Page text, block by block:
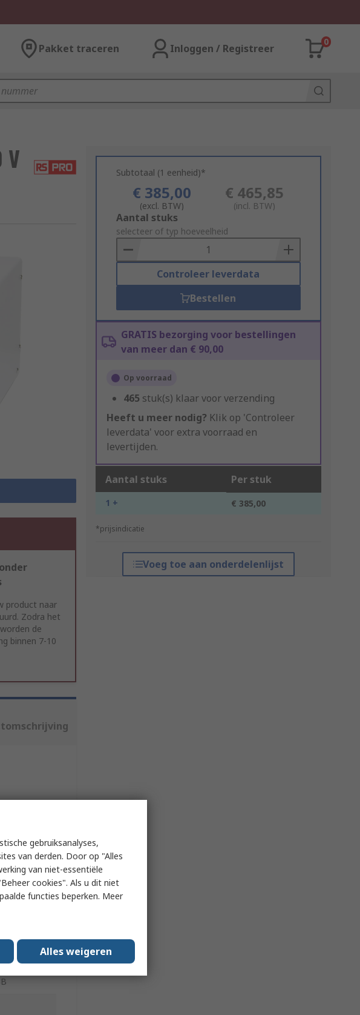
Pakket traceren Inloggen / Registreer
0
V Subtotaal (1 eenheid)*
€ 385,00
(excl. BTW)
€ 465,85
(incl. BTW)
Add
to
Basket
Aantal stuks
selecteer of typ hoeveelheid
Controleer leverdata
Bestellen
GRATIS bezorging voor bestellingen
van meer dan € 90,00
Op voorraad
465 stuk(s) klaar voor verzending
Heeft u meer nodig? Klik op 'Controleer
leverdata' voor extra voorraad en
levertijden.
Aantal stuks Per stuk
1 + € 385,00
*prijsindicatie
Voeg toe aan onderdelenlijst
product naar
Zodra het
de
binnen 7-10
gebruiksanalyses,
van derden. Door op "Alles
van niet-essentiële
cookies". Als u dit niet
functies beperken. Meer
Alles weigeren